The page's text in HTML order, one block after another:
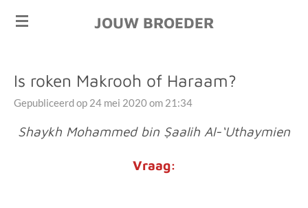
Ga
hoofdinhoud
JOUW BROEDER
Is roken Makrooh of Haraam?
Gepubliceerd op 24 mei 2020 om 21:34
Shaykh Mohammed bin Ṣaalih Al-‘Uthaymien
Vraag: